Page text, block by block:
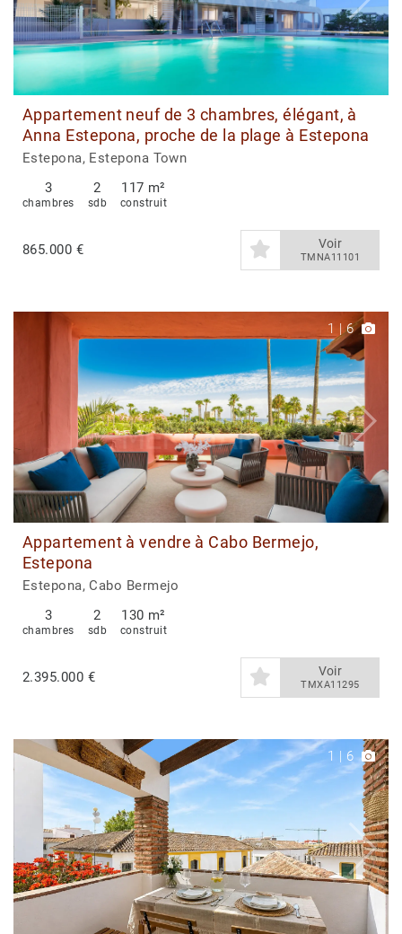
Appartement neuf de 3 chambres, élégant, à
Anna Estepona, proche de la plage à Estepona
Estepona, Estepona Town
3
chambres
2
sdb
117 m²
construit
865.000 € Voir
TMNA11101
1 |6
Appartement à vendre à Cabo Bermejo,
Estepona
Estepona, Cabo Bermejo
3
chambres
2
sdb
130 m²
construit
2.395.000 € Voir
TMXA11295
1 | 6